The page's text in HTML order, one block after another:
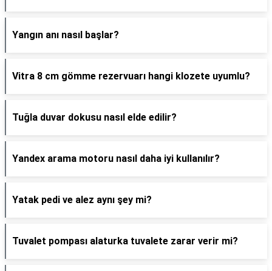
Yangın anı nasıl başlar?
Vitra 8 cm gömme rezervuarı hangi klozete uyumlu?
Tuğla duvar dokusu nasıl elde edilir?
Yandex arama motoru nasıl daha iyi kullanılır?
Yatak pedi ve alez aynı şey mi?
Tuvalet pompası alaturka tuvalete zarar verir mi?